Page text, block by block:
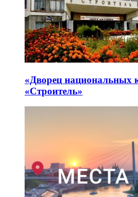
«Дворец национальных
«Строитель»